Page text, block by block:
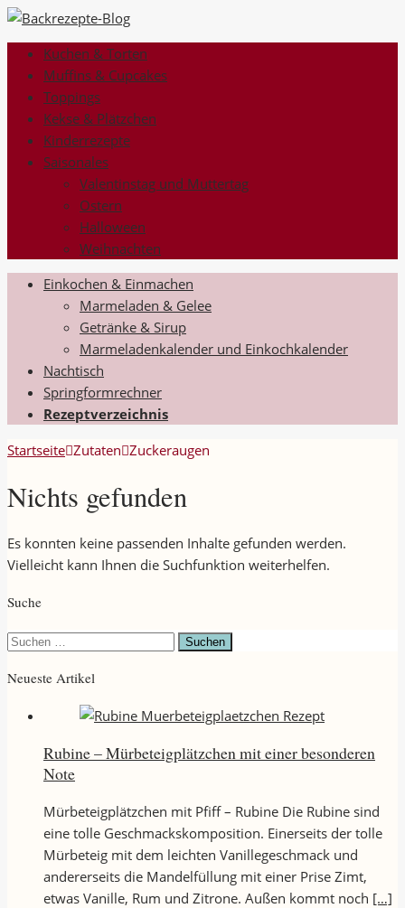
Kuchen & Torten
Muffins & Cupcakes
Toppings
Kekse & Plätzchen
Kinderrezepte
Saisonales
Valentinstag und Muttertag
Ostern
Halloween
Weihnachten
Einkochen & Einmachen
Marmeladen & Gelee
Getränke & Sirup
Marmeladenkalender und Einkochkalender
Nachtisch
Springformrechner
Rezeptverzeichnis
Startseite Zutaten Zuckeraugen
Nichts gefunden
Es konnten keine passenden Inhalte gefunden werden.
Vielleicht kann Ihnen die Suchfunktion weiterhelfen.
Suche
Suchen
Neueste Artikel
Rubine – Mürbeteigplätzchen mit einer besonderen
Note
Mürbeteigplätzchen mit Pfiff – Rubine Die Rubine sind
eine tolle Geschmackskomposition. Einerseits der tolle
Mürbeteig mit dem leichten Vanillegeschmack und
andererseits die Mandelfüllung mit einer Prise Zimt,
etwas Vanille, Rum und Zitrone. Außen kommt noch […]